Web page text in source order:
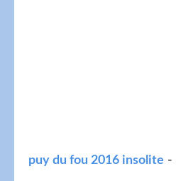
puy du fou 2016 insolite -